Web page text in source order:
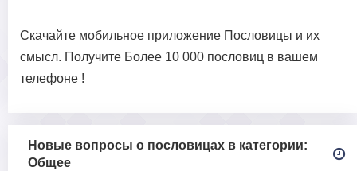
Скачайте мобильное приложение Пословицы и их
смысл. Получите Более 10 000 пословиц в вашем
телефоне !
Новые вопросы о пословицах в категории:
Общее